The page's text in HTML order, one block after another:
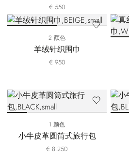
€ 550
2 颜色
羊绒针织围巾
€ 950
1 颜色
小牛皮革圆筒式旅行包
€ 8.250